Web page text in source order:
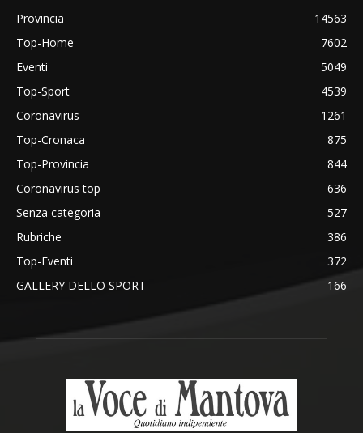
Provincia
14563
Top-Home
7602
Eventi
5049
Top-Sport
4539
Coronavirus
1261
Top-Cronaca
875
Top-Provincia
844
Coronavirus top
636
Senza categoria
527
Rubriche
386
Top-Eventi
372
GALLERY DELLO SPORT
166